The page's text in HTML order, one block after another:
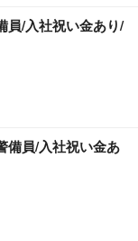
員/入社祝い金あり/
備員/入社祝い金あ